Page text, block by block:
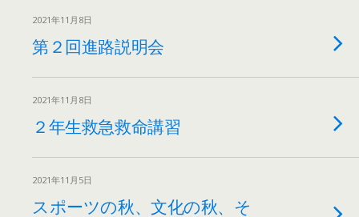
2021年11月8日
第２回進路説明会
2021年11月8日
２年生救急救命講習
2021年11月5日
スポーツの秋、文化の秋、そ